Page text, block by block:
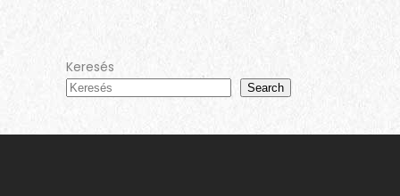
Keresés
Search